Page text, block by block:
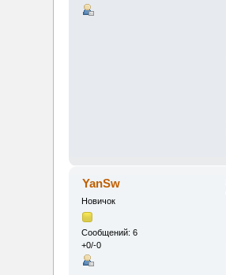
YanSw
Новичок
Сообщений: 6
+0/-0